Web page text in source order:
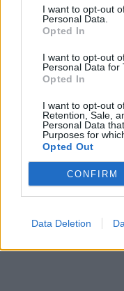
I want to opt-out
Personal Data.
Opted In
I want to opt-out
Personal Data for
Opted In
I want to opt-out
Retention, Sale,
Personal Data
Purposes for
Opted Out
CONFIRM
Data Deletion
Biografía Ranking
Ranking de
más apoyados y
¿Apoyar a